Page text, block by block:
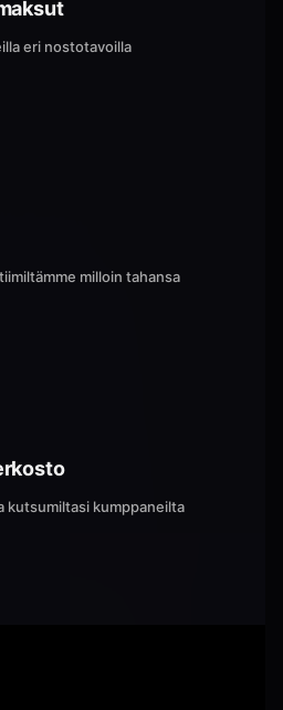
eri nostotavoilla
milloin tahansa
kutsumiltasi kumppaneilta